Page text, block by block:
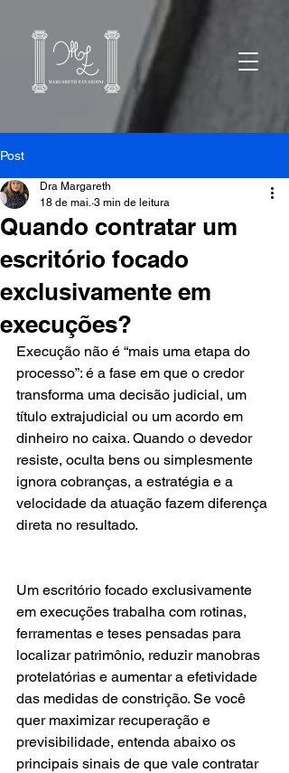
Post
Quando contratar um
escritório focado
exclusivamente em
execuções?
Dra Margareth
18 de mai. 3 min de leitura
Execução não é “mais uma etapa do
processo”: é a fase em que o credor
transforma uma decisão judicial, um
título extrajudicial ou um acordo em
dinheiro no caixa. Quando o devedor
resiste, oculta bens ou simplesmente
ignora cobranças, a estratégia e a
velocidade da atuação fazem diferença
direta no resultado.
Um escritório focado exclusivamente
em execuções trabalha com rotinas,
ferramentas e teses pensadas para
localizar patrimônio, reduzir manobras
protelatórias e aumentar a efetividade
das medidas de constrição. Se você
quer maximizar recuperação e
previsibilidade, entenda abaixo os
principais sinais de que vale contratar